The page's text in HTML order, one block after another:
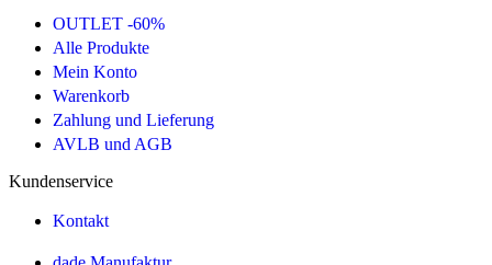
OUTLET -60%
Alle Produkte
Mein Konto
Warenkorb
Zahlung und Lieferung
AVLB und AGB
Kundenservice
Kontakt